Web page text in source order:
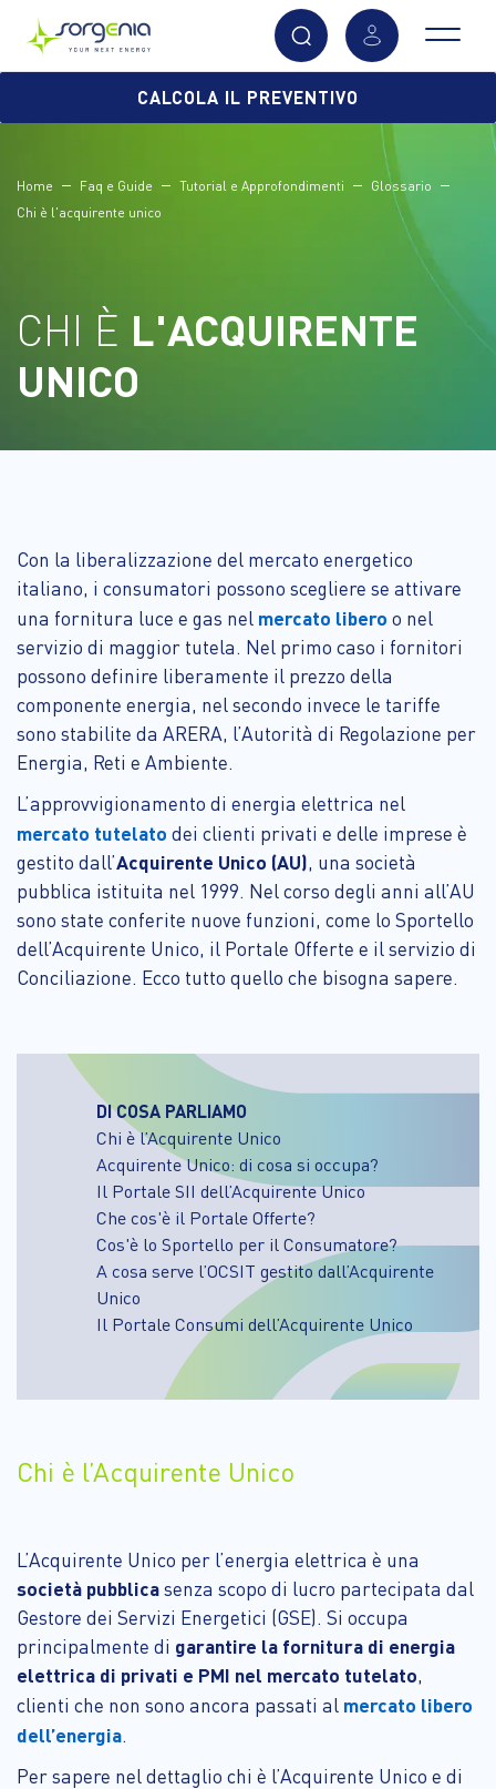
Home Faq e Guide Tutorial e Approfondimenti
Glossario
Chi è l'acquirente unico
CHI È L'ACQUIRENTE
UNICO
CALCOLA IL PREVENTIVO
Con la liberalizzazione del mercato energetico
italiano, i consumatori possono scegliere se attivare
una fornitura luce e gas nel mercato libero o nel
servizio di maggior tutela. Nel primo caso i fornitori
possono definire liberamente il prezzo della
componente energia, nel secondo invece le tariffe
sono stabilite da ARERA, l’Autorità di Regolazione per
Energia, Reti e Ambiente.
L’approvvigionamento di energia elettrica nel
mercato tutelato dei clienti privati e delle imprese è
gestito dall’Acquirente Unico (AU), una società
pubblica istituita nel 1999. Nel corso degli anni all’AU
sono state conferite nuove funzioni, come lo Sportello
dell’Acquirente Unico, il Portale Offerte e il servizio di
Conciliazione. Ecco tutto quello che bisogna sapere.
DI COSA PARLIAMO
Chi è l’Acquirente Unico
Acquirente Unico: di cosa si occupa?
Il Portale SII dell’Acquirente Unico
Che cos'è il Portale Offerte?
Cos'è lo Sportello per il Consumatore?
A cosa serve l’OCSIT gestito dall’Acquirente
Unico
Il Portale Consumi dell’Acquirente Unico
Chi è l’Acquirente Unico
L’Acquirente Unico per l’energia elettrica è una
società pubblicasenza scopo di lucro partecipata dal
Gestore dei Servizi Energetici (GSE). Si occupa
principalmente di garantire la fornitura di energia
elettrica di privati e PMI nel mercato tutelato,
clienti che non sono ancora passati al mercato libero
dell’energia.
Per sapere nel dettaglio chi è l’Acquirente Unico e di